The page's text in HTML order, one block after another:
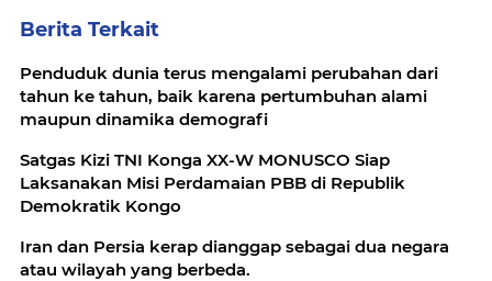
Berita Terkait
Penduduk dunia terus mengalami perubahan dari
tahun ke tahun, baik karena pertumbuhan alami
maupun dinamika demografi
Satgas Kizi TNI Konga XX-W MONUSCO Siap
Laksanakan Misi Perdamaian PBB di Republik
Demokratik Kongo
Iran dan Persia kerap dianggap sebagai dua negara
atau wilayah yang berbeda.